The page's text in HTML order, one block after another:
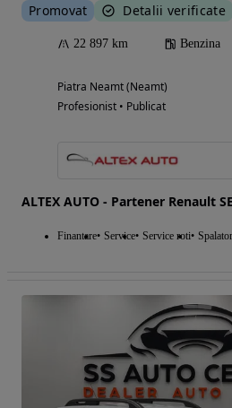
Promovat Detalii verificate
22 897 km Benzina
Piatra Neamt (Neamt)
Profesionist • Publicat
ALTEX AUTO - Partener Renault
Finantare Service Service roti